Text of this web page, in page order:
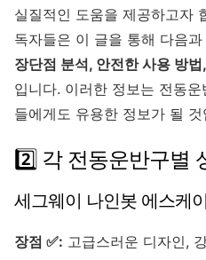
실질적인 도움을 제공하고자
독자들은 이 글을 통해 다음
장단점 분석, 안전한 사용 방
입니다. 이러한 정보는 전동
들에게도 유용한 정보가 될 것
2️⃣ 각 전동운반구별
세그웨이 나인봇 에스케
장점 ✅: 고급스러운 디자인,